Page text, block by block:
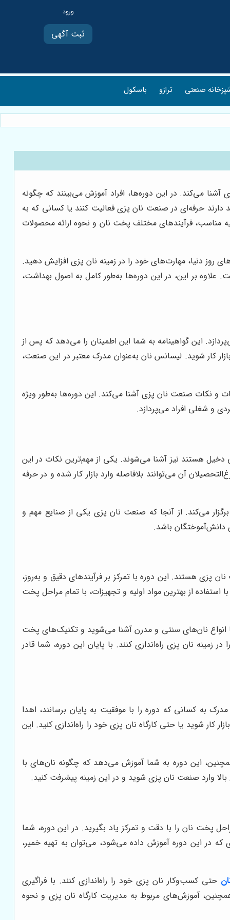
ثبت آگهی
صنعتی ترازو باسکول
می‌کند. در این دوره‌ها، افراد آموزش می‌بینند که چگونه
حرفه‌ای در صنعت نان پزی فعالیت کنند یا کسانی که به
مناسب، فرآیندهای مختلف پخت نان و نحوه ارائه محصولات
روز دنیا، مهارت‌های خود را در زمینه نان پزی افزایش دهید.
بر این، در این دوره‌ها به‌طور کامل به اصول بهداشت،
این گواهینامه به شما این اطمینان را می‌دهد که پس از
کار شوید. لیسانس نان به‌عنوان مدرک معتبر در این صنعت،
و نکات صنعت نان پزی آشنا می‌کند. این دوره‌ها به‌طور ویژه
و شغلی افراد می‌پردازد.
دخیل هستند نیز آشنا می‌شوند. یکی از مهم‌ترین نکات در این
آن می‌توانند بلافاصله وارد بازار کار شده و در حرفه
می‌کند. از آنجا که صنعت نان پزی یکی از صنایع مهم و
دانش‌آموختگان باشد.
هستند. این دوره با تمرکز بر فرآیندهای دقیق و به‌روز،
از بهترین مواد اولیه و تجهیزات، با تمام مراحل پخت
انواع نان‌های سنتی و مدرن آشنا می‌شوید و تکنیک‌های پخت
نان پزی راه‌اندازی کنند. با پایان این دوره، شما قادر
به کسانی که دوره را با موفقیت به پایان برسانند، اهدا
شوید یا حتی کارگاه نان پزی خود را راه‌اندازی کنید. این
این دوره به شما آموزش می‌دهد که چگونه نان‌های با
وارد صنعت نان پزی شوید و در این زمینه پیشرفت کنید.
پخت نان را با دقت و تمرکز یاد بگیرید. در این دوره، شما
که در این دوره آموزش داده می‌شود، می‌توان به تهیه خمیر،
حتی کسب‌وکار نان پزی خود را راه‌اندازی کنند. با فراگیری
آموزش‌های مربوط به مدیریت کارگاه نان پزی و نحوه